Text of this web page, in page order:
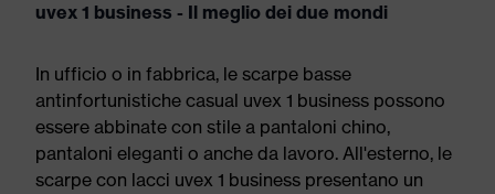
uvex 1 business - Il meglio dei due mondi
In ufficio o in fabbrica, le scarpe basse
antinfortunistiche casual uvex 1 business possono
essere abbinate con stile a pantaloni chino,
pantaloni eleganti o anche da lavoro. All'esterno, le
scarpe con lacci uvex 1 business presentano un